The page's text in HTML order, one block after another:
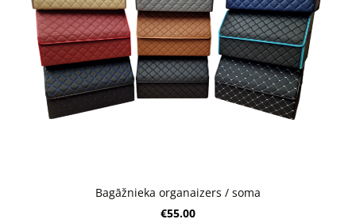
Bagāžnieka organaizers / soma
€55.00